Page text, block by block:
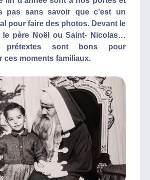
pas sans savoir que c’est un
pour faire des photos. Devant le
le père Noël ou Saint- Nicolas…
sont bons pour
ces moments familiaux.